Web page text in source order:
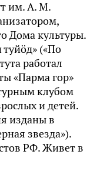
им. А. М.
Дома культуры.
(«По
работал
«Парма гор»
клубом
и детей.
изданы в
звезда»).
РФ. Живет в